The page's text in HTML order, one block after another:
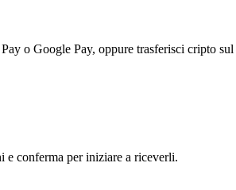
o Google Pay, oppure trasferisci cripto
e conferma per iniziare a riceverli.